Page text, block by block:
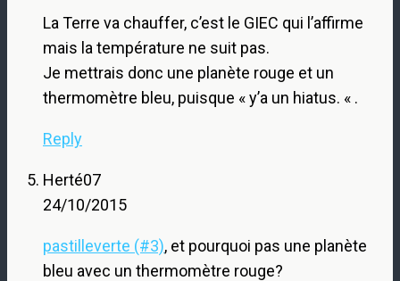
La Terre va chauffer, c’est le GIEC qui l’affirme
mais la température ne suit pas.
Je mettrais donc une planète rouge et un
thermomètre bleu, puisque « y’a un hiatus. « .
Reply
Herté07
24/10/2015
pastilleverte (#3), et pourquoi pas une planète
bleu avec un thermomètre rouge?